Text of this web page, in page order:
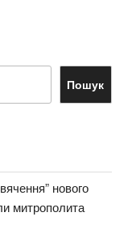
Пошук
нового
митрополита